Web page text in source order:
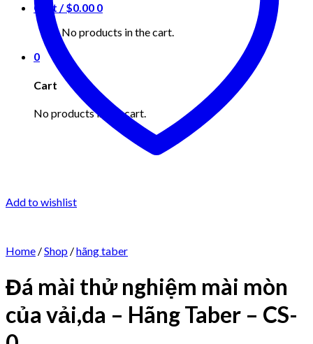
Cart /$0.00 0
No products in the cart.
0
Cart
No products in the cart.
Add to wishlist
Home /Shop /hãng taber
Đá mài thử nghiệm mài mòn
của vải,da – Hãng Taber – CS-